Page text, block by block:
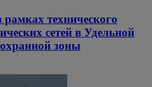
технического
сетей в Удельной
зоны